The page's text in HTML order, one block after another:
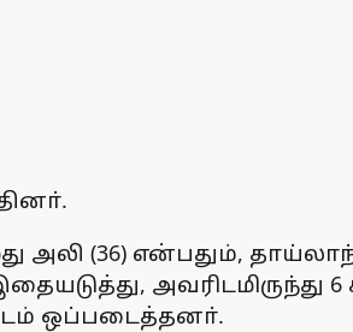
(36) என்பதும்,
அவரிடமிருந்து
ஒப்படைத்தனா்.